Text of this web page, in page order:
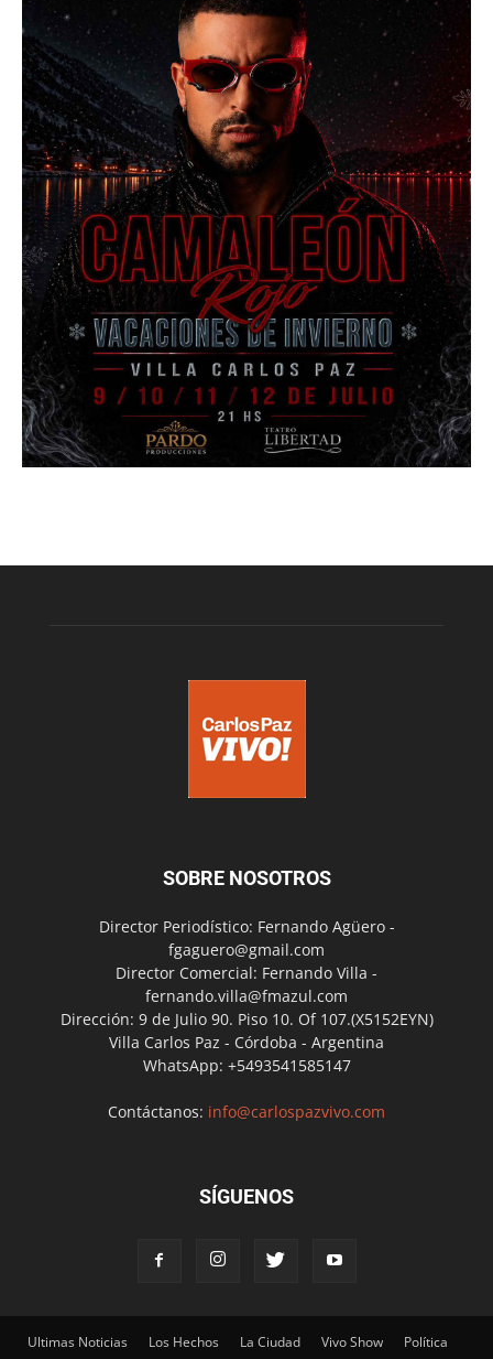
SOBRE NOSOTROS
Director Periodístico: Fernando Agüero -
fgaguero@gmail.com
Director Comercial: Fernando Villa -
fernando.villa@fmazul.com
Dirección: 9 de Julio 90. Piso 10. Of 107.(X5152EYN)
Villa Carlos Paz - Córdoba - Argentina
WhatsApp: +5493541585147
Contáctanos: info@carlospazvivo.com
SÍGUENOS
Ultimas Noticias Los Hechos La Ciudad Vivo Show
Política